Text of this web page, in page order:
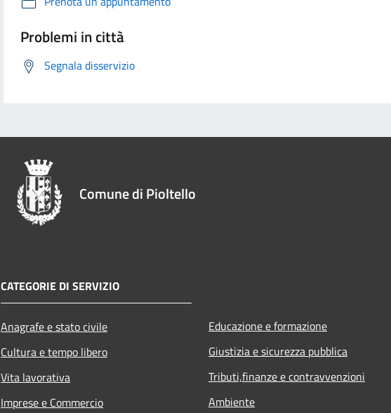
Problemi in città
Segnala disservizio
Comune di Pioltello
CATEGORIE DI SERVIZIO
Anagrafe e stato civile
Cultura e tempo libero
Vita lavorativa
Imprese e Commercio
Educazione e formazione
Giustizia e sicurezza pubblica
Tributi,finanze e contravvenzioni
Ambiente